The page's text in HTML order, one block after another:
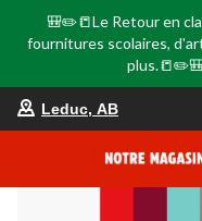
🎒✏️📒Le Retour en
fournitures scolaires,
Leduc, AB